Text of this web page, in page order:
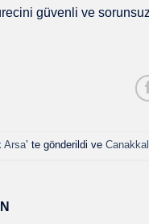
güvenli ve
Arsa’ te gönderildi ve